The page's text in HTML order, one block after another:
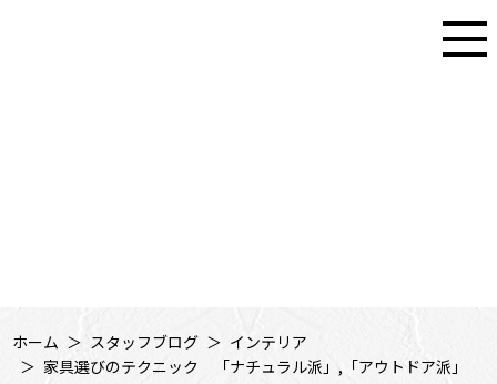
ホーム スタッフブログ
インテリア
家具選びのテクニック 「ナチュラル派」,「アウトドア派」